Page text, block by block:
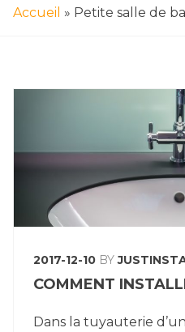
Accueil » Petite salle de
2017-12-10 BY
COMMENT
Dans la tuyauterie